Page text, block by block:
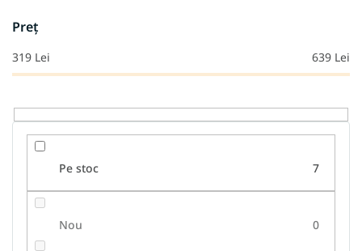
p
r
o
u
s
Preţ
319 Lei 639 Lei
Pe stoc 7
Nou 0